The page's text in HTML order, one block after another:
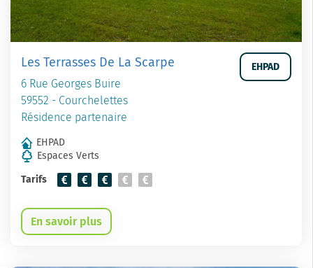
Les Terrasses De La Scarpe
6 Rue Georges Buire
59552 - Courchelettes
Résidence partenaire
EHPAD
EHPAD
Espaces Verts
Tarifs
En savoir plus